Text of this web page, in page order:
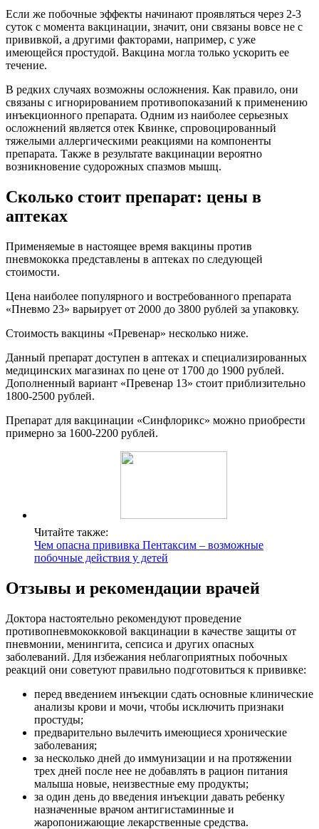
Если же побочные эффекты начинают проявляться через 2-3
суток с момента вакцинации, значит, они связаны вовсе не с
прививкой, а другими факторами, например, с уже
имеющейся простудой. Вакцина могла только ускорить ее
течение.
В редких случаях возможны осложнения. Как правило, они
связаны с игнорированием противопоказаний к применению
инъекционного препарата. Одним из наиболее серьезных
осложнений является отек Квинке, спровоцированный
тяжелыми аллергическими реакциями на компоненты
препарата. Также в результате вакцинации вероятно
возникновение судорожных спазмов мышц.
Сколько стоит препарат: цены в
аптеках
Применяемые в настоящее время вакцины против
пневмококка представлены в аптеках по следующей
стоимости.
Цена наиболее популярного и востребованного препарата
«Пневмо 23» варьирует от 2000 до 3800 рублей за упаковку.
Стоимость вакцины «Превенар» несколько ниже.
Данный препарат доступен в аптеках и специализированных
медицинских магазинах по цене от 1700 до 1900 рублей.
Дополненный вариант «Превенар 13» стоит приблизительно
1800-2500 рублей.
Препарат для вакцинации «Синфлорикс» можно приобрести
примерно за 1600-2200 рублей.
Читайте также:
Чем опасна прививка Пентаксим – возможные
побочные действия у детей
Отзывы и рекомендации врачей
Доктора настоятельно рекомендуют проведение
противопневмококковой вакцинации в качестве защиты от
пневмонии, менингита, сепсиса и других опасных
заболеваний. Для избежания неблагоприятных побочных
реакций они советуют правильно подготовиться к прививке:
перед введением инъекции сдать основные клинические
анализы крови и мочи, чтобы исключить признаки
простуды;
предварительно вылечить имеющиеся хронические
заболевания;
за несколько дней до иммунизации и на протяжении
трех дней после нее не добавлять в рацион питания
малыша новые, неизвестные ему продукты;
за один день до введения инъекции давать ребенку
назначенные врачом антигистаминные и
жаропонижающие лекарственные средства.